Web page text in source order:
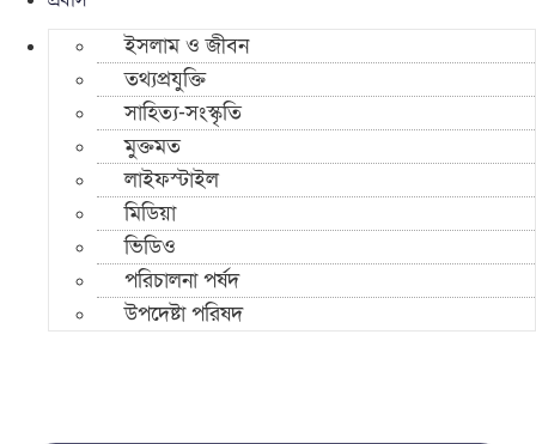
ইসলাম ও জীবন
তথ্যপ্রযুক্তি
সাহিত্য-সংস্কৃতি
মুক্তমত
লাইফস্টাইল
মিডিয়া
ভিডিও
পরিচালনা পর্ষদ
উপদেষ্টা পরিষদ